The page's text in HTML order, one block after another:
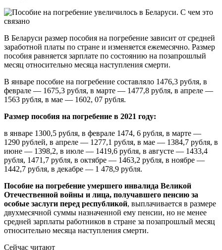
В Беларуси размер пособия на погребение зависит от средней
заработной платы по стране и изменяется ежемесячно. Размер
пособия равняется зарплате по состоянию на позапрошлый
месяц относительно месяца наступления смерти.
В январе пособие на погребение составляло 1476,3 рубля, в
феврале — 1675,3 рубля, в марте — 1477,8 рубля, в апреле —
1563 рубля, в мае — 1602, 07 рубля.
Размер пособия на погребение в 2021 году:
в январе 1300,5 рубля, в феврале 1474, 6 рубля, в марте —
1290 рублей, в апреле — 1277,1 рубля, в мае — 1384,7 рубля, в
июне — 1398,2, в июле — 1419,6 рубля, в августе — 1433,4
рубля, 1471,7 рубля, в октябре — 1463,2 рубля, в ноябре —
1442,7 рубля, в декабре — 1 478,9 рубля.
Пособие на погребение умершего инвалида Великой
Отечественной войны и лица, получавшего пенсию за
особые заслуги перед республикой, выплачивается в размере
двухмесячной суммы назначенной ему пенсии, но не менее
средней зарплаты работников в стране за позапрошлый месяц
относительно месяца наступления смерти.
Сейчас читают